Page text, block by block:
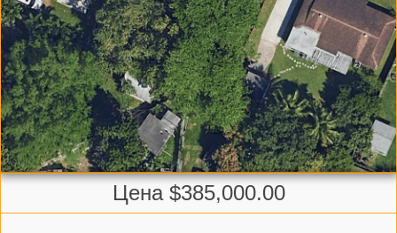
Цена $385,000.00